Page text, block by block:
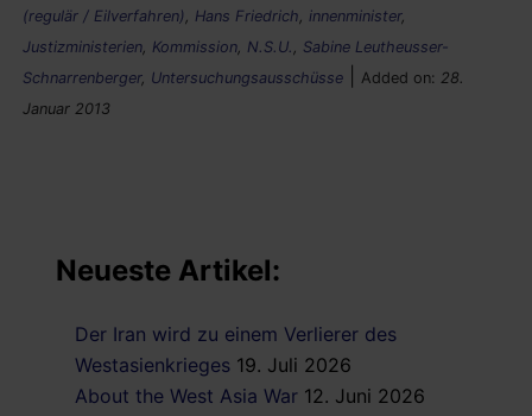
(regulär / Eilverfahren)
Hans Friedrich innenminister,
Justizministerien Kommission N.S.U.
Sabine Leutheusser-
Schnarrenberger, Untersuchungsausschüsse Added on: 28.
Januar 2013
Neueste Artikel:
Der Iran wird zu einem Verlierer des
Westasienkrieges 19. Juli 2026
About the West Asia War 12. Juni 2026